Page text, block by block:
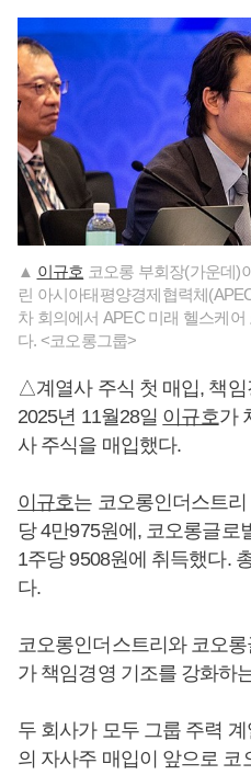
▲ 이규호 코오롱 부회장(가운데)
린 아시아태평양경제협력체
차 회의에서 APEC 미래 헬스케
다. <코오롱그룹>
△계열사 주식 첫 매입, 책임
2025년 11월28일 이규호가
사 주식을 매입했다.
이규호는 코오롱인더스트
당 4만975원에, 코오롱글로
1주당 9508원에 취득했다.
다.
코오롱인더스트리와 코오
가 책임경영 기조를 강화하
두 회사가 모두 그룹 주력
의 자사주 매입이 앞으로 코